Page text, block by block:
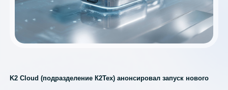
K2 Cloud (подразделение К2Тех) анонсировал запуск нового